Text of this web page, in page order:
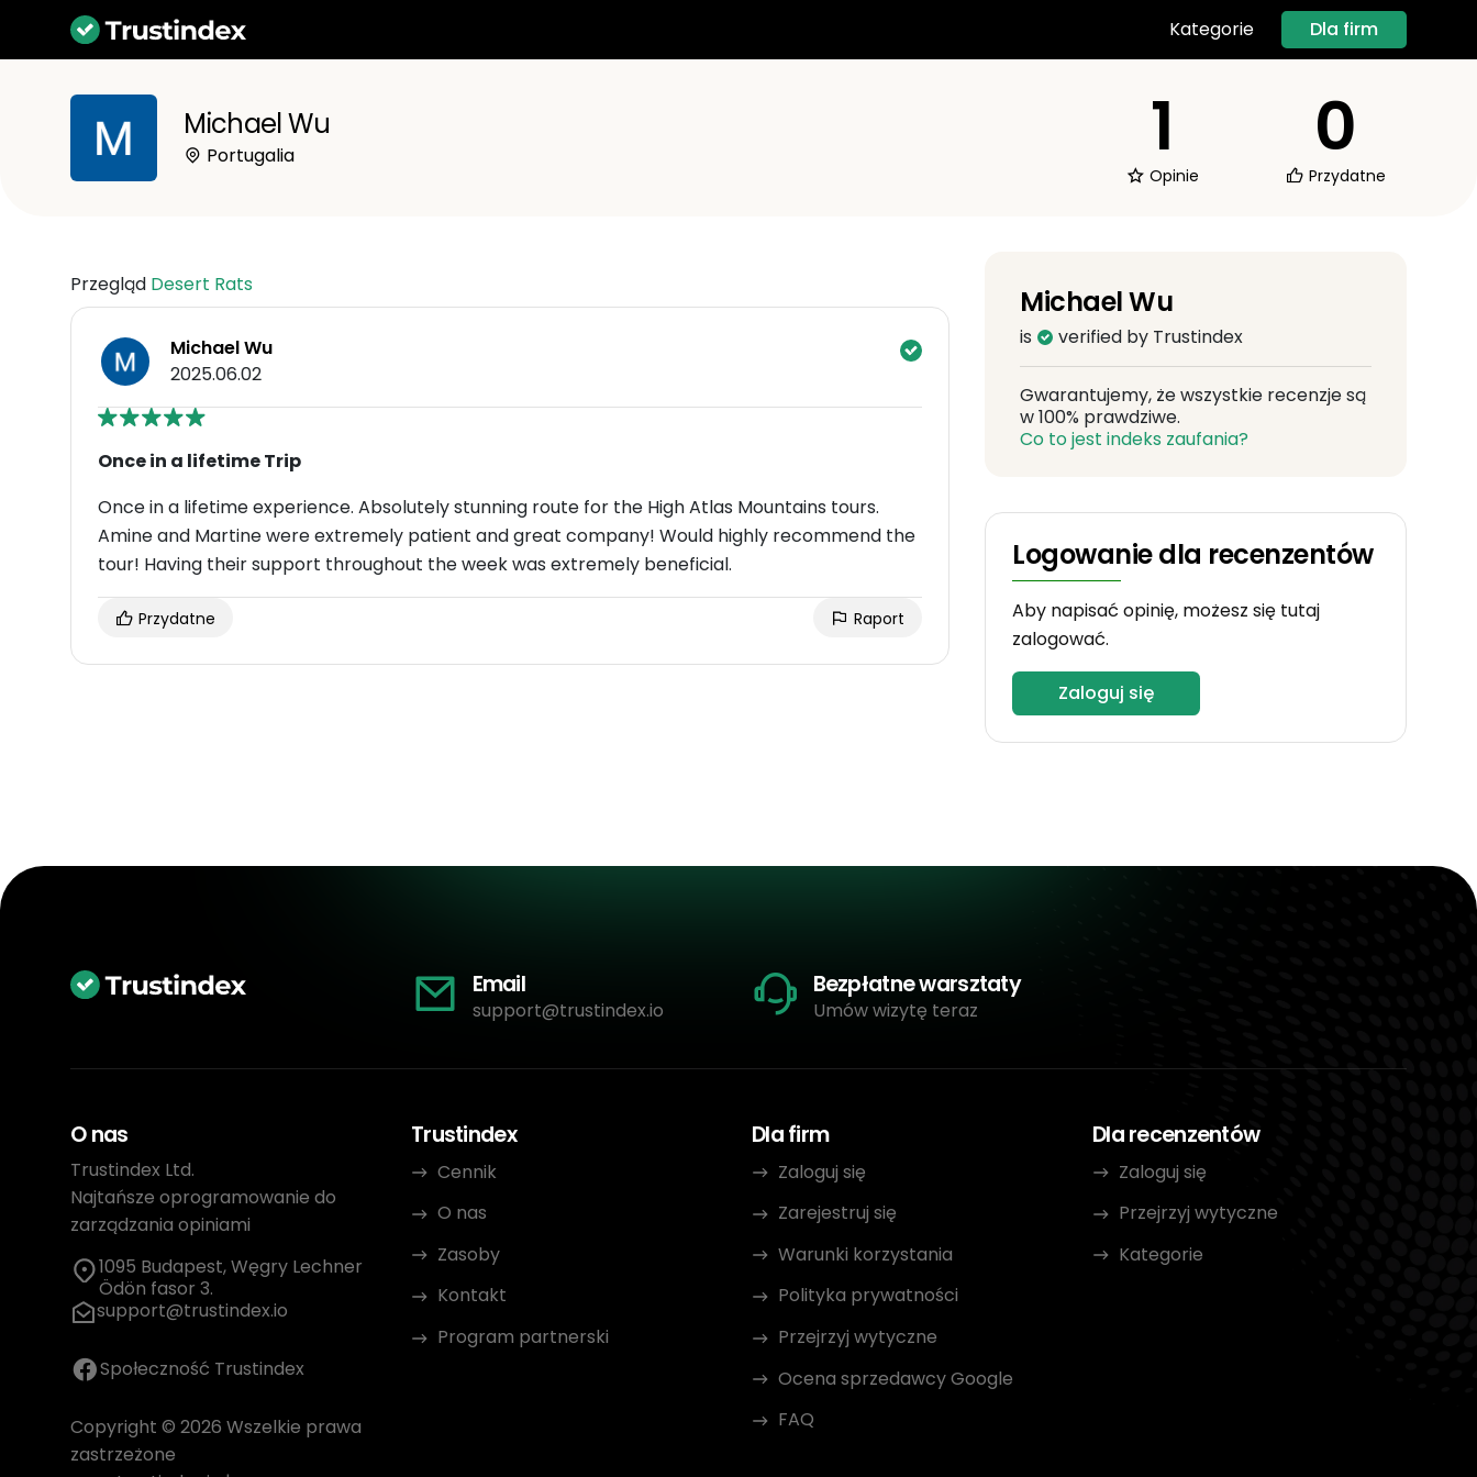
Kategorie Dla firm
Michael Wu
Portugalia 1
Opinie
0
Przydatne
Przegląd Desert Rats
Michael Wu
2025.06.02
Once in a lifetime Trip
Once in a lifetime experience. Absolutely stunning route for the High Atlas Mountains tours.
Amine and Martine were extremely patient and great company! Would highly recommend the
tour! Having their support throughout the week was extremely beneficial.
Przydatne Raport
Michael Wu
is verified by Trustindex
Gwarantujemy, że wszystkie recenzje są
w 100% prawdziwe.
Co to jest indeks zaufania?
Logowanie dla recenzentów
Aby napisać opinię, możesz się tutaj
zalogować.
Zaloguj się
Email
support@trustindex.io
Bezpłatne warsztaty
Umów wizytę teraz
O nas
Trustindex Ltd.
Najtańsze oprogramowanie do
zarządzania opiniami
1095 Budapest, Węgry Lechner
Ödön fasor 3.
support@trustindex.io
Społeczność Trustindex
Copyright © 2026 Wszelkie prawa
zastrzeżone
Trustindex
Cennik
O nas
Zasoby
Kontakt
Program partnerski
Dla firm
Zaloguj się
Zarejestruj się
Warunki korzystania
Polityka prywatności
Przejrzyj wytyczne
Ocena sprzedawcy Google
FAQ
Dla recenzentów
Zaloguj się
Przejrzyj wytyczne
Kategorie